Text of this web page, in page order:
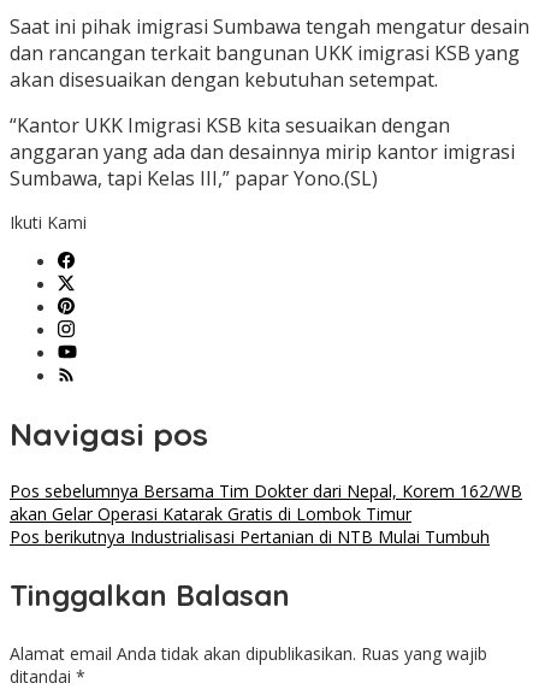
Saat ini pihak imigrasi Sumbawa tengah mengatur desain
dan rancangan terkait bangunan UKK imigrasi KSB yang
akan disesuaikan dengan kebutuhan setempat.
“Kantor UKK Imigrasi KSB kita sesuaikan dengan
anggaran yang ada dan desainnya mirip kantor imigrasi
Sumbawa, tapi Kelas III,” papar Yono.(SL)
Ikuti Kami
Navigasi pos
Pos sebelumnya Bersama Tim Dokter dari Nepal, Korem 162/WB
akan Gelar Operasi Katarak Gratis di Lombok Timur
Pos berikutnya Industrialisasi Pertanian di NTB Mulai Tumbuh
Tinggalkan Balasan
Alamat email Anda tidak akan dipublikasikan. Ruas yang wajib
ditandai *